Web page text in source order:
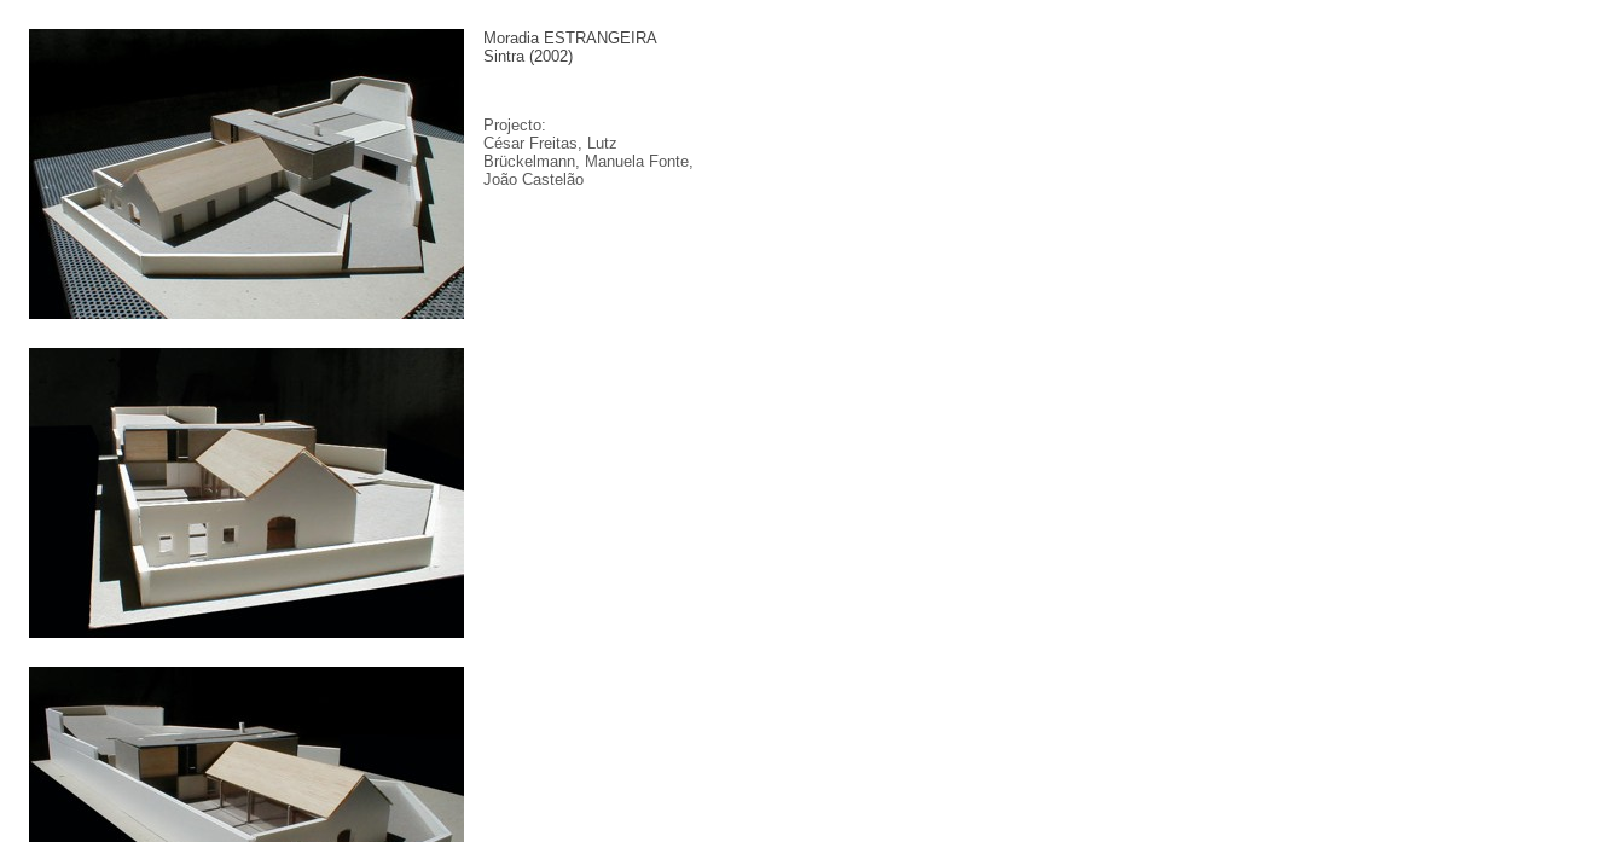
Moradia ESTRANGEIRA
Sintra (2002)
Projecto:
César Freitas, Lutz
Brückelmann, Manuela Fonte,
João Castelão